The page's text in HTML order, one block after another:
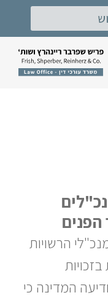
המנכ"לים
הרשויות
המדינה כי